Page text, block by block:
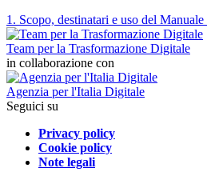
1. Scopo, destinatari e uso del
Team per la Trasformazione Digitale
in collaborazione con
Agenzia per l'Italia Digitale
Seguici su
Privacy policy
Cookie policy
Note legali